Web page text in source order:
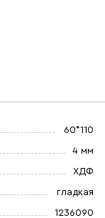
60*110
4 мм
ХДФ
гладкая
1236090